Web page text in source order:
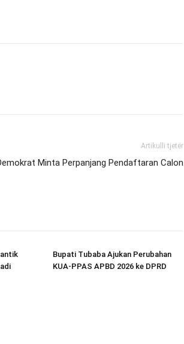
Artikulli tjetër
Minta Perpanjang Pendaftaran Calon
Bupati Tubaba Ajukan Perubahan
KUA-PPAS APBD 2026 ke DPRD